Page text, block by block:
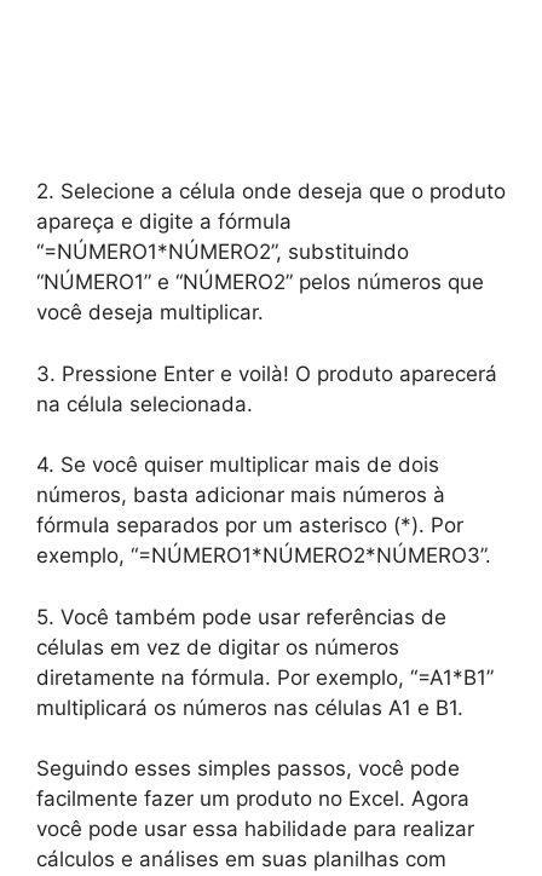
2. Selecione a célula onde deseja que o produto
apareça e digite a fórmula
“=NÚMERO1*NÚMERO2”, substituindo
“NÚMERO1” e “NÚMERO2” pelos números que
você deseja multiplicar.
3. Pressione Enter e voilà! O produto aparecerá
na célula selecionada.
4. Se você quiser multiplicar mais de dois
números, basta adicionar mais números à
fórmula separados por um asterisco (*). Por
exemplo, “=NÚMERO1*NÚMERO2*NÚMERO3”.
5. Você também pode usar referências de
células em vez de digitar os números
diretamente na fórmula. Por exemplo, “=A1*B1”
multiplicará os números nas células A1 e B1.
Seguindo esses simples passos, você pode
facilmente fazer um produto no Excel. Agora
você pode usar essa habilidade para realizar
cálculos e análises em suas planilhas com